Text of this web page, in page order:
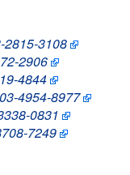
2815-3108
2906
4844
4954-8977
0831
7249